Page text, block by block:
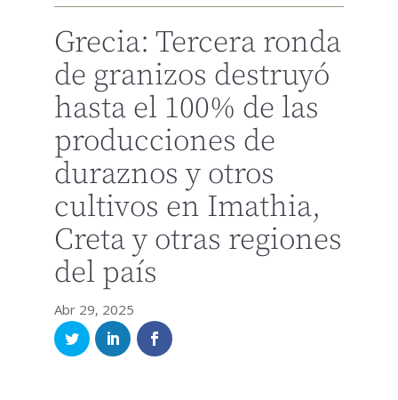
Grecia: Tercera ronda
de granizos destruyó
hasta el 100% de las
producciones de
duraznos y otros
cultivos en Imathia,
Creta y otras regiones
del país
Abr 29, 2025